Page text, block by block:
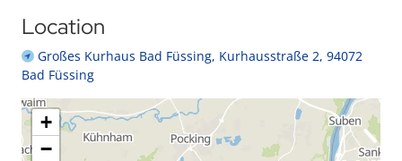
Location
Großes Kurhaus Bad Füssing, Kurhausstraße 2, 94072
Bad Füssing
+
−